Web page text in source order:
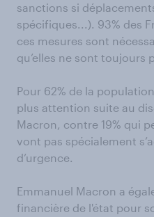
sanctions si
spécifiques...). 93% des
ces mesures sont
qu’elles ne sont toujours
Pour 62% de la
plus attention suite au
Macron, contre 19% qui
vont pas spécialement
d’urgence.
Emmanuel Macron a
financière de l'état pour